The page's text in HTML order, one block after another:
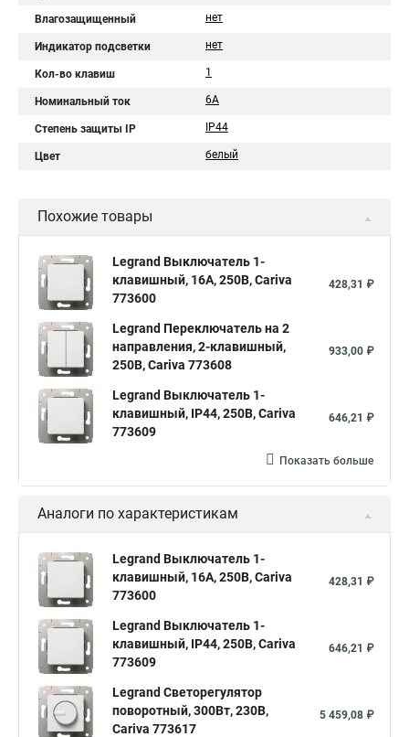
Влагозащищенный нет
Индикатор подсветки нет
Кол-во клавиш 1
Номинальный ток 6A
Степень защиты IP IP44
Цвет белый
Похожие товары
Legrand Выключатель 1-
клавишный, 16А, 250В, Cariva
773600
428,31 ₽
Legrand Переключатель на 2
направления, 2-клавишный,
250В, Cariva 773608
933,00 ₽
Legrand Выключатель 1-
клавишный, IP44, 250В, Cariva
773609
646,21 ₽
Показать больше
Аналоги по характеристикам
Legrand Выключатель 1-
клавишный, 16А, 250В, Cariva
773600
428,31 ₽
Legrand Выключатель 1-
клавишный, IP44, 250В, Cariva
773609
646,21 ₽
Legrand Светорегулятор
поворотный, 300Вт, 230В,
Cariva 773617
5 459,08 ₽